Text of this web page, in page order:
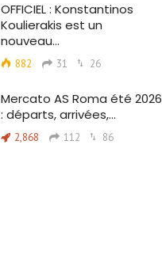
OFFICIEL : Konstantinos
Koulierakis est un
nouveau…
882 31 26
Mercato AS Roma été 2026
: départs, arrivées,…
2,868 112 86